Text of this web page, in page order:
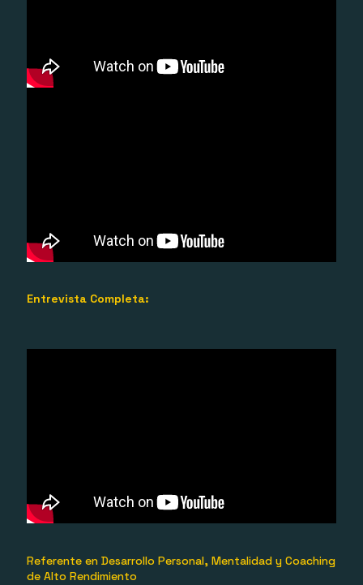
Entrevista Completa:
Referente en Desarrollo Personal, Mentalidad y Coaching
de Alto Rendimiento